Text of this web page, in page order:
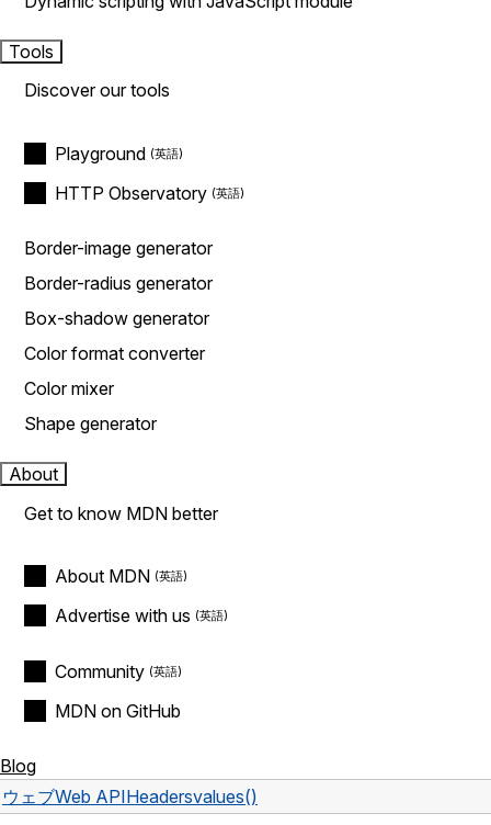
Tools
Discover our tools
Playground
HTTP Observatory
Border-image generator
Border-radius generator
Box-shadow generator
Color format converter
Color mixer
Shape generator
About
Get to know MDN better
About MDN
Advertise with us
Community
MDN on GitHub
Blog
ウェブWeb APIHeadersvalues()